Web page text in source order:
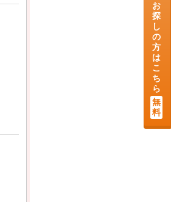
お
探
し
の
方
は
こ
ち
ら
無
料